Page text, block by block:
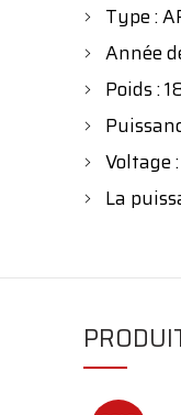
Type :
Année
Poids :
Voltage
La